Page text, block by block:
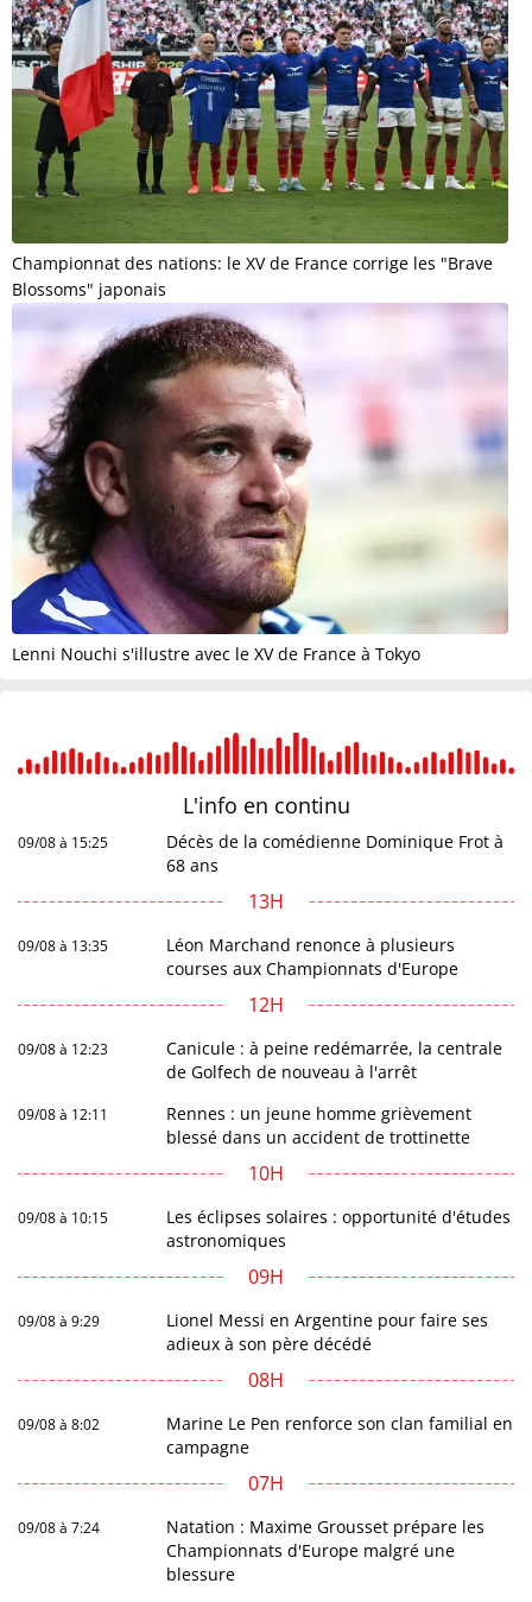
Championnat des nations: le XV de France corrige les "Brave
Blossoms" japonais
Lenni Nouchi s'illustre avec le XV de France à Tokyo
L'info en continu
09/08 à 15:25
Décès de la comédienne Dominique Frot à
68 ans
13H
09/08 à 13:35
Léon Marchand renonce à plusieurs
courses aux Championnats d'Europe
12H
09/08 à 12:23
Canicule : à peine redémarrée, la centrale
de Golfech de nouveau à l'arrêt
09/08 à 12:11
Rennes : un jeune homme grièvement
blessé dans un accident de trottinette
10H
09/08 à 10:15
Les éclipses solaires : opportunité d'études
astronomiques
09H
09/08 à 9:29
Lionel Messi en Argentine pour faire ses
adieux à son père décédé
08H
09/08 à 8:02
Marine Le Pen renforce son clan familial en
campagne
07H
09/08 à 7:24
Natation : Maxime Grousset prépare les
Championnats d'Europe malgré une
blessure